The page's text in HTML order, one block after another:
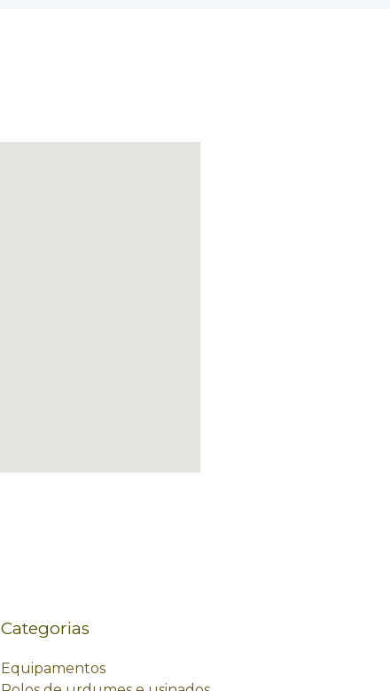
Categorias
Equipamentos